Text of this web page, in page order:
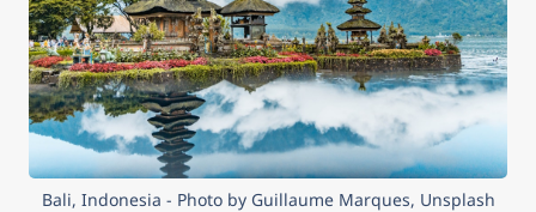
Bali, Indonesia - Photo by Guillaume Marques, Unsplash